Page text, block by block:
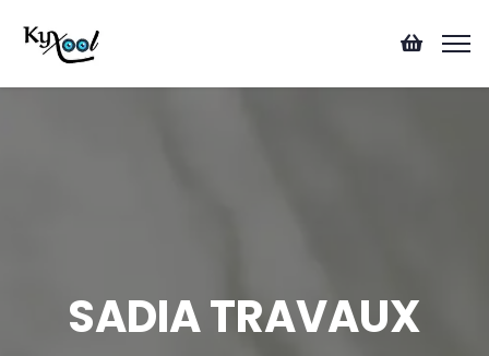
SADIA TRAVAUX